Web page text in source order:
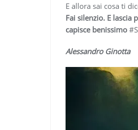
E allora sai cosa ti
Fai silenzio. E lascia
capisce benissimo
Alessandro Ginotta